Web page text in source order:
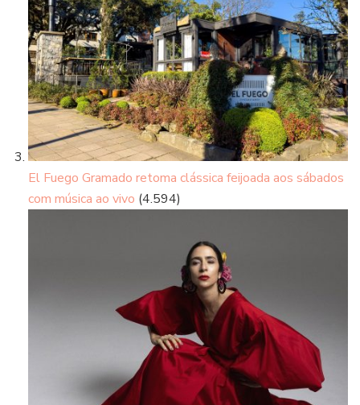
El Fuego Gramado retoma clássica feijoada aos sábados
com música ao vivo (4.594)